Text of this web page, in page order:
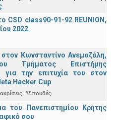
CSD class90-91-92 REUNION,
2022
στον Κωνσταντίνο Ανεμοζάλη,
Τμήματος Επιστήμης
για την επιτυχία του στον
Hacker Cup
#Σπουδές
του Πανεπιστημίου Κρήτης
σου